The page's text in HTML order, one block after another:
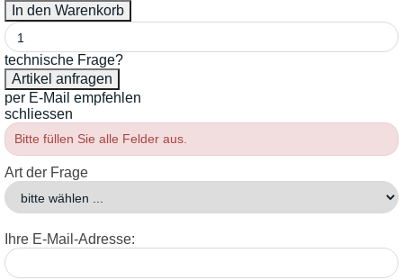
technische Frage?
per E-Mail empfehlen
schliessen
Bitte füllen Sie alle Felder aus.
Art der Frage
Ihre E-Mail-Adresse: